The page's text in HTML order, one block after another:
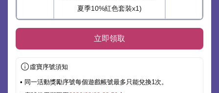
夏季10%紅色套裝x1)
立即領取
虛寶序號須知
• 同一活動獎勵序號每個遊戲帳號最多只能兌換1次。